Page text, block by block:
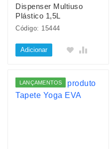
Dispenser Multiuso
Plástico 1,5L
Código: 15444
Adicionar
LANÇAMENTOS